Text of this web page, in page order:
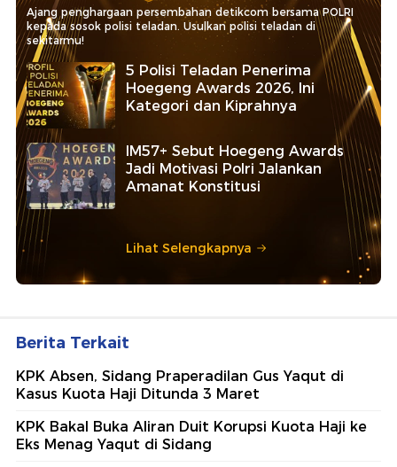
Ajang penghargaan persembahan detikcom bersama POLRI
kepada sosok polisi teladan. Usulkan polisi teladan di
sekitarmu!
5 Polisi Teladan Penerima
Hoegeng Awards 2026, Ini
Kategori dan Kiprahnya
IM57+ Sebut Hoegeng Awards
Jadi Motivasi Polri Jalankan
Amanat Konstitusi
Lihat Selengkapnya
Berita Terkait
KPK Absen, Sidang Praperadilan Gus Yaqut di
Kasus Kuota Haji Ditunda 3 Maret
KPK Bakal Buka Aliran Duit Korupsi Kuota Haji ke
Eks Menag Yaqut di Sidang